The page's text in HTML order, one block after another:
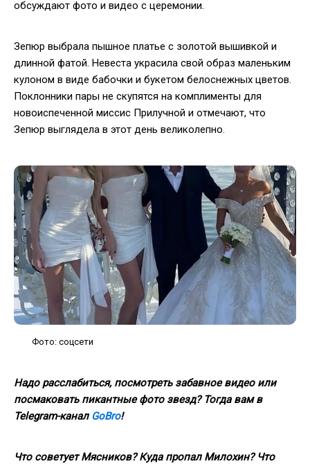
обсуждают фото и видео с церемонии.
Зепюр выбрала пышное платье с золотой вышивкой и
длинной фатой. Невеста украсила свой образ маленьким
кулоном в виде бабочки и букетом белоснежных цветов.
Поклонники пары не скупятся на комплименты для
новоиспеченной миссис Прилучной и отмечают, что
Зепюр выглядела в этот день великолепно.
Фото: соцсети
Надо расслабиться, посмотреть забавное видео или
посмаковать пикантные фото звезд? Тогда вам в
Telegram-канал GoBro!
Что советует Мясников? Куда пропал Милохин? Что